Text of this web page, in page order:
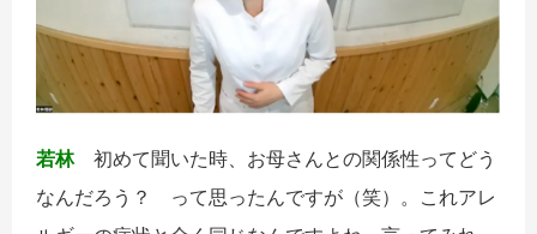
若林初めて聞いた時、お母さんとの関係性ってどう
なんだろう？ って思ったんですが（笑）。これアレ